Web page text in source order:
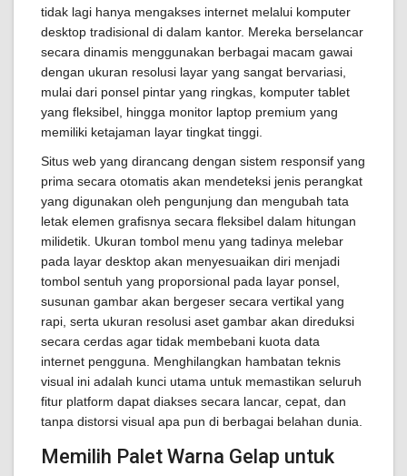
tidak lagi hanya mengakses internet melalui komputer
desktop tradisional di dalam kantor. Mereka berselancar
secara dinamis menggunakan berbagai macam gawai
dengan ukuran resolusi layar yang sangat bervariasi,
mulai dari ponsel pintar yang ringkas, komputer tablet
yang fleksibel, hingga monitor laptop premium yang
memiliki ketajaman layar tingkat tinggi.
Situs web yang dirancang dengan sistem responsif yang
prima secara otomatis akan mendeteksi jenis perangkat
yang digunakan oleh pengunjung dan mengubah tata
letak elemen grafisnya secara fleksibel dalam hitungan
milidetik. Ukuran tombol menu yang tadinya melebar
pada layar desktop akan menyesuaikan diri menjadi
tombol sentuh yang proporsional pada layar ponsel,
susunan gambar akan bergeser secara vertikal yang
rapi, serta ukuran resolusi aset gambar akan direduksi
secara cerdas agar tidak membebani kuota data
internet pengguna. Menghilangkan hambatan teknis
visual ini adalah kunci utama untuk memastikan seluruh
fitur platform dapat diakses secara lancar, cepat, dan
tanpa distorsi visual apa pun di berbagai belahan dunia.
Memilih Palet Warna Gelap untuk